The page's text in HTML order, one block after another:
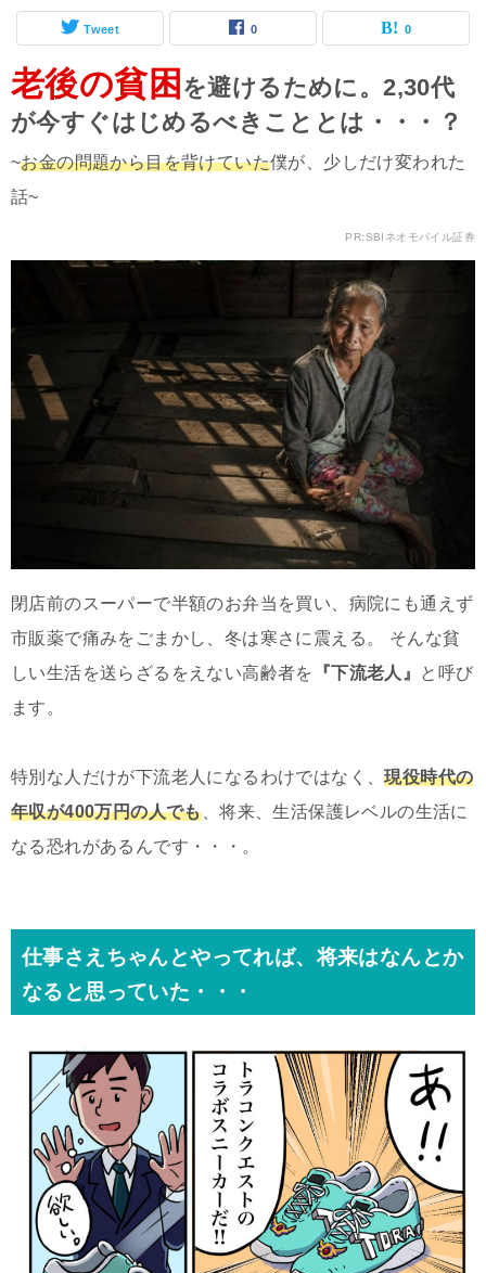
Tweet 0 0
老後の貧困 を避けるために。2,30代
が今すぐはじめるべきこととは・・・？
~お金の問題から目を背けていた僕が、少しだけ変われた
話~
PR:SBIネオモバイル証券
閉店前のスーパーで半額のお弁当を買い、病院にも通えず
市販薬で痛みをごまかし、冬は寒さに震える。 そんな貧
しい生活を送らざるをえない高齢者を
『下流老人』
と呼び
ます。
特別な人だけが下流老人になるわけではなく、現役時代の
年収が400万円の人でも、将来、生活保護レベルの生活に
なる恐れがあるんです・・・。
仕事さえちゃんとやってれば、将来はなんとか
なると思っていた・・・